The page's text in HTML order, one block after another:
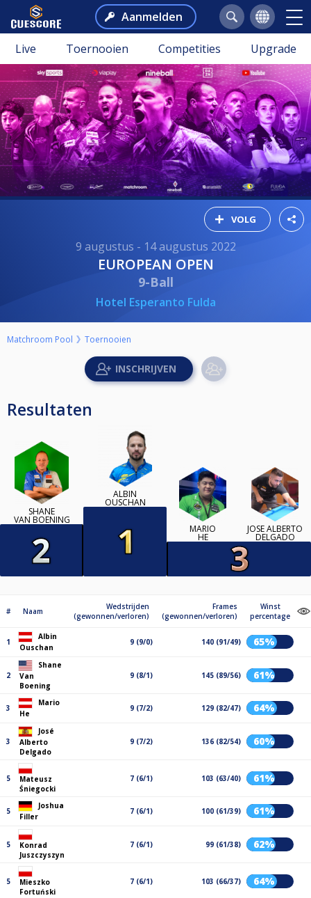
Aanmelden
Live Toernooien Competities Upgrade
VOLG
9 augustus - 14 augustus 2022
EUROPEAN OPEN
9-Ball
Hotel Esperanto Fulda
Matchroom Pool Toernooien
Resultaten
SHANE
VAN BOENING
ALBIN
OUSCHAN
MARIO
HE
JOSÉ ALBERTO
DELGADO
# Naam
Wedstrijden
(gewonnen/verloren)
Frames
(gewonnen/verloren)
Winst
percentage
1
Albin
Ouschan
9 (9/0) 140 (91/49) 65%
2
Shane
Van
Boening
9 (8/1) 145 (89/56) 61%
3
Mario
He
9 (7/2) 129 (82/47) 64%
3
José
Alberto
Delgado
9 (7/2) 136 (82/54) 60%
5
Mateusz
Śniegocki
7 (6/1) 103 (63/40) 61%
5
Joshua
Filler
7 (6/1) 100 (61/39) 61%
5
Konrad
Juszczyszyn
7 (6/1) 99 (61/38) 62%
5
Mieszko
Fortuński
7 (6/1) 103 (66/37) 64%